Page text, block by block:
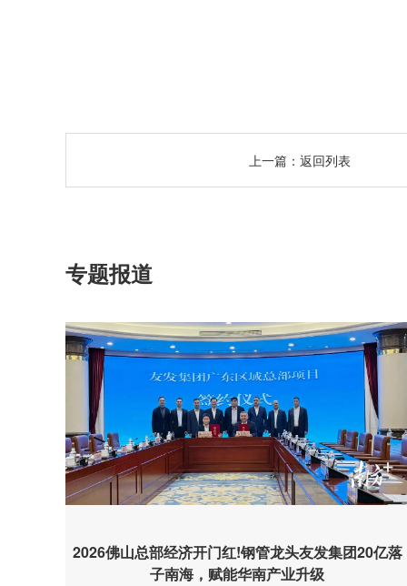
上一篇： 返回列表
专题报道
2026佛山总部经济开门红!钢管龙头友发集团20亿落
子南海，赋能华南产业升级